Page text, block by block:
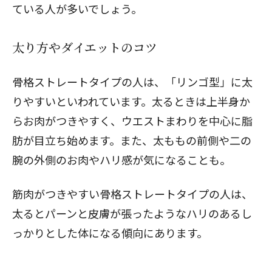
ている人が多いでしょう。
太り方やダイエットのコツ
骨格ストレートタイプの人は、「リンゴ型」に太
りやすいといわれています。太るときは上半身か
らお肉がつきやすく、ウエストまわりを中心に脂
肪が目立ち始めます。また、太ももの前側や二の
腕の外側のお肉やハリ感が気になることも。
筋肉がつきやすい骨格ストレートタイプの人は、
太るとパーンと皮膚が張ったようなハリのあるし
っかりとした体になる傾向にあります。